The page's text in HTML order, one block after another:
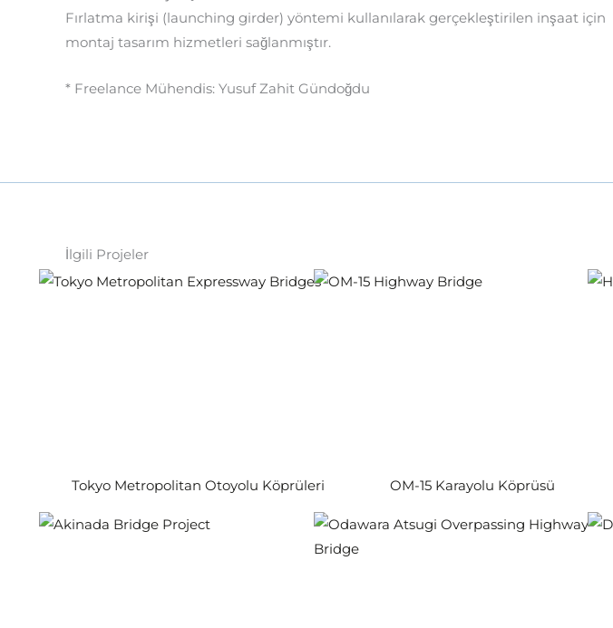
Fırlatma kirişi (launching girder) yöntemi kullanılarak gerçekleştirilen inşaat için
montaj tasarım hizmetleri sağlanmıştır.
* Freelance Mühendis: Yusuf Zahit Gündoğdu
İlgili Projeler
Tokyo Metropolitan Otoyolu Köprüleri OM-15 Karayolu Köprüsü